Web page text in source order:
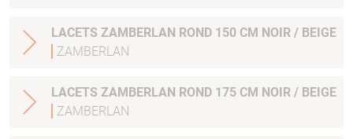
LACETS ZAMBERLAN ROND 150 CM NOIR / BEIGE
ZAMBERLAN
LACETS ZAMBERLAN ROND 175 CM NOIR / BEIGE
ZAMBERLAN